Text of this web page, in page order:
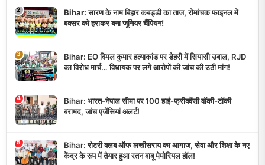
2
Bihar: सारण के नाम बिहार कबड्डी का ताज, रोमांचक फाइनल में
बक्सर को हराकर बना जूनियर चैंपियन!
3
Bihar: EO विमल कुमार हत्याकांड पर डेहरी में सियासी उबाल, RJD
का विरोध मार्च… विधायक पर लगे आरोपों की जांच की उठी मांग!
4
Bihar: भारत-नेपाल सीमा पर 100 हाई-फ्रीक्वेंसी वॉकी-टॉकी
बरामद, जांच एजेंसियां अलर्ट!
5
Bihar: रोटरी क्लब ऑफ लखीसराय का आगाज, सेवा और शिक्षा के नए
केंद्र के रूप में तैयार हुआ रतन बाबू मेमोरियल हॉल!